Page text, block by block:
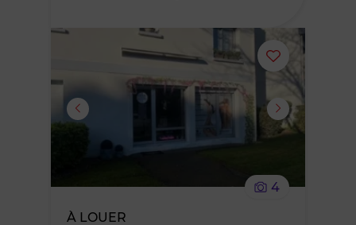
Ajouter
ou
supprimer
4
À LOUER